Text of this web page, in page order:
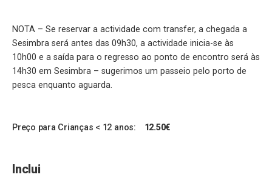
NOTA – Se reservar a actividade com transfer, a chegada a
Sesimbra será antes das 09h30, a actividade inicia-se às
10h00 e a saída para o regresso ao ponto de encontro será às
14h30 em Sesimbra – sugerimos um passeio pelo porto de
pesca enquanto aguarda.
Preço para Crianças < 12 anos: 12.50€
Inclui